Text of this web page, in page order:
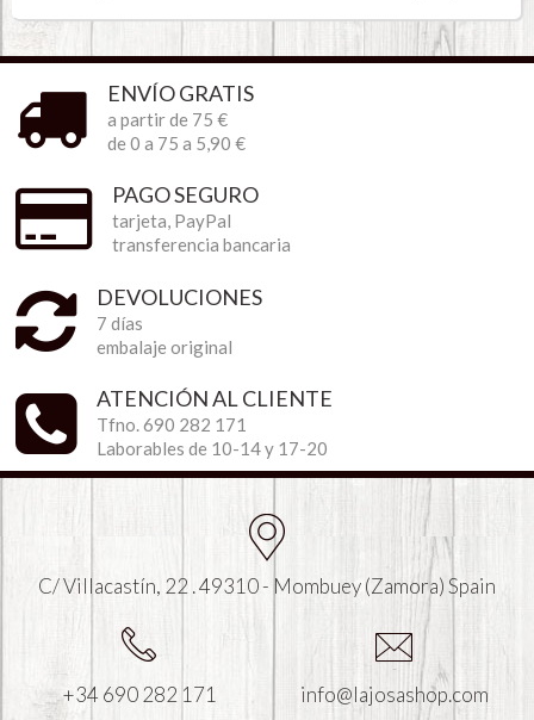
ENVÍO GRATIS
a partir de 75 €
de 0 a 75 a 5,90 €
PAGO SEGURO
tarjeta, PayPal
transferencia bancaria
DEVOLUCIONES
7 días
embalaje original
ATENCIÓN AL CLIENTE
Tfno. 690 282 171
Laborables de 10-14 y 17-20
C/ Villacastín, 22 . 49310 - Mombuey (Zamora) Spain
+34 690 282 171 info@lajosashop.com